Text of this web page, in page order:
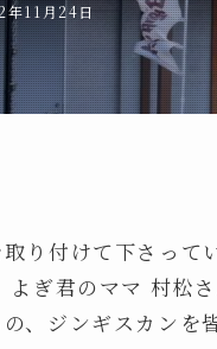
年11月24日
り付けて下さって
よぎ君のママ 村松
、ジンギスカンを